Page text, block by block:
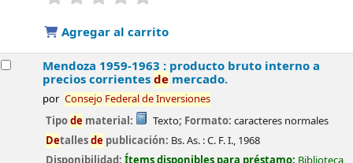
Agregar al carrito
Mendoza 1959-1963 : producto bruto interno a
precios corrientesde mercado.
por Consejo FederaldeInversiones
Tipode material: Texto; Formato: caracteres normales
Detallesde publicación: Bs. As. :C. F. I., 1968